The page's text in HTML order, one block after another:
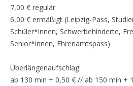
7,00 € regulär
6,00 € ermäßigt (Leipzig-Pass,
Schüler*innen, Schwerbehinderte,
Senior*innen, Ehrenamtspass)
Überlängenaufschlag:
ab 130 min + 0,50 € // ab 150 min +